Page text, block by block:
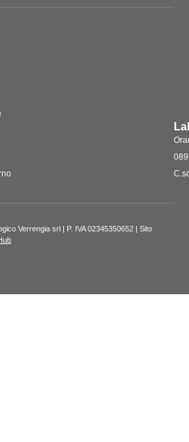
Verrengia srl | P. IVA 02345350652 | Sito